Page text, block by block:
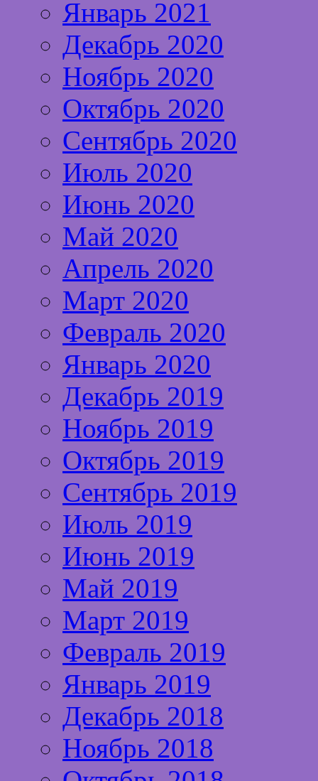
Январь 2021
Декабрь 2020
Ноябрь 2020
Октябрь 2020
Сентябрь 2020
Июль 2020
Июнь 2020
Май 2020
Апрель 2020
Март 2020
Февраль 2020
Январь 2020
Декабрь 2019
Ноябрь 2019
Октябрь 2019
Сентябрь 2019
Июль 2019
Июнь 2019
Май 2019
Март 2019
Февраль 2019
Январь 2019
Декабрь 2018
Ноябрь 2018